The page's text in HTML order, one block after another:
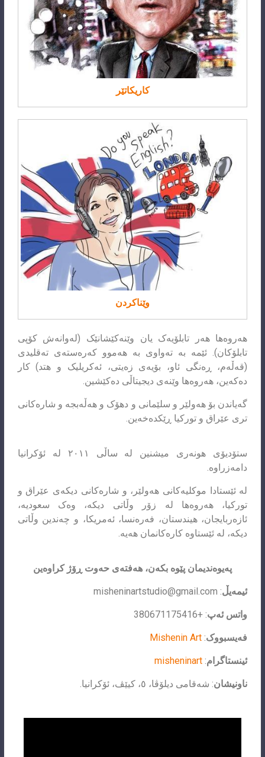
کاریکاتێر
وێناکردن
هەروەها هەر تابلۆیەک یان وێنەکێشانێک (لەوانەش کۆپی
تابلۆکان). ئێمە بە تەواوی بە هەموو کەرەستەی تەقلیدی
(قەڵەم، ڕەنگی ئاو، بۆیەی زەیتی، ئەکریلیک و هتد) کار
دەکەین، هەروەها وێنەی دیجیتاڵی دەکێشین.
گەیاندن بۆ هەولێر و سلێمانی و دهۆک و هەڵەبجە و شارەکانی
تری عێراق و تورکیا ڕێکدەخەین.
ستۆدیۆی هونەری میشنین لە ساڵی ٢٠١١ لە ئۆکرانیا
دامەزراوە.
لە ئێستادا موکلیەکانی هەولێر، و شارەکانی دیکەی عێراق و
تورکیا، هەروەها لە زۆر وڵاتی دیکە، وەک سعودیە،
ئازەربایجان، هیندستان، فەرەنسا، ئەمریکا، و چەندین وڵاتی
دیکە، لە ئێستاوە کارەکانمان هەیە.
پەیوەندیمان پێوە بکەن، هەفتەی حەوت ڕۆژ کراوەین
ئیمەیڵ:
misheninartstudio@gmail.com
واتس ئەپ: +380671175416
فەیسبووک:
Mishenin Art
ئینستاگرام:
misheninart
ناونیشان: شەقامی دیلۆڤا، ٥، کیێڤ، ئۆکرانیا.